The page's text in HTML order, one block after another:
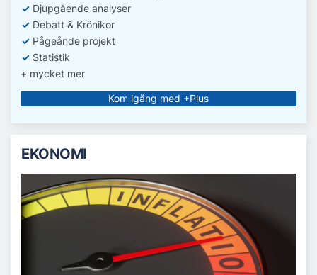
✓ Djupgående analyser
✓ Debatt & Krönikor
✓ Pågeånde projekt
✓ Statistik
+ mycket mer
Kom igång med +Plus
EKONOMI